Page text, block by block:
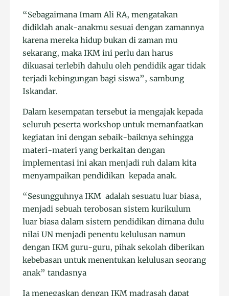
“Sebagaimana Imam Ali RA, mengatakan
didiklah anak-anakmu sesuai dengan zamannya
karena mereka hidup bukan di zaman mu
sekarang, maka IKM ini perlu dan harus
dikuasai terlebih dahulu oleh pendidik agar tidak
terjadi kebingungan bagi siswa”, sambung
Iskandar.
Dalam kesempatan tersebut ia mengajak kepada
seluruh peserta workshop untuk memanfaatkan
kegiatan ini dengan sebaik-baiknya sehingga
materi-materi yang berkaitan dengan
implementasi ini akan menjadi ruh dalam kita
menyampaikan pendidikan kepada anak.
“Sesungguhnya IKM adalah sesuatu luar biasa,
menjadi sebuah terobosan sistem kurikulum
luar biasa dalam sistem pendidikan dimana dulu
nilai UN menjadi penentu kelulusan namun
dengan IKM guru-guru, pihak sekolah diberikan
kebebasan untuk menentukan kelulusan seorang
anak” tandasnya
Ia menegaskan dengan IKM madrasah dapat